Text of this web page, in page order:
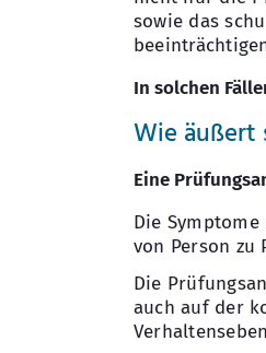
sowie das
In solchen
Wie äußert
Eine
Die
von Person zu
Die
auch auf der